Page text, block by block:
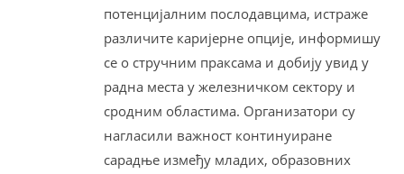
потенцијалним послодавцима, истраже
различите каријерне опције, информишу
се о стручним праксама и добију увид у
радна места у железничком сектору и
сродним областима. Организатори су
нагласили важност континуиране
сарадње између младих, образовних